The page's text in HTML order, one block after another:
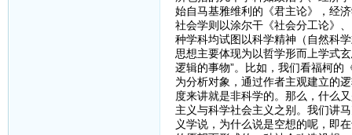
始自马基雅维利的《君主论》，经
社会学则以涂尔干《社会分工论》
种学科均试图以科学精神（自然科
思想主要体现为以哲学形而上学式
逻辑的事物”。比如，我们看福柯的
为分析对象，通过作者主观建立的
度来讲就是非科学的。那么，什么
主义与科学社会主义之别。我们讲
义学说，为什么说是空想的呢，即